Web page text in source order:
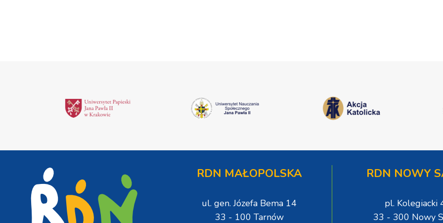
RDN MAŁOPOLSKA
ul. gen. Józefa Bema 14
33 - 100 Tarnów
RDN NOWY
pl. Kolegiacki
33 - 300 Nowy